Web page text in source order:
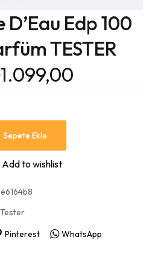
Edp 100
TESTER
1.099,00
Sepete Ekle
Add to wishlist
Tester
Pinterest WhatsApp